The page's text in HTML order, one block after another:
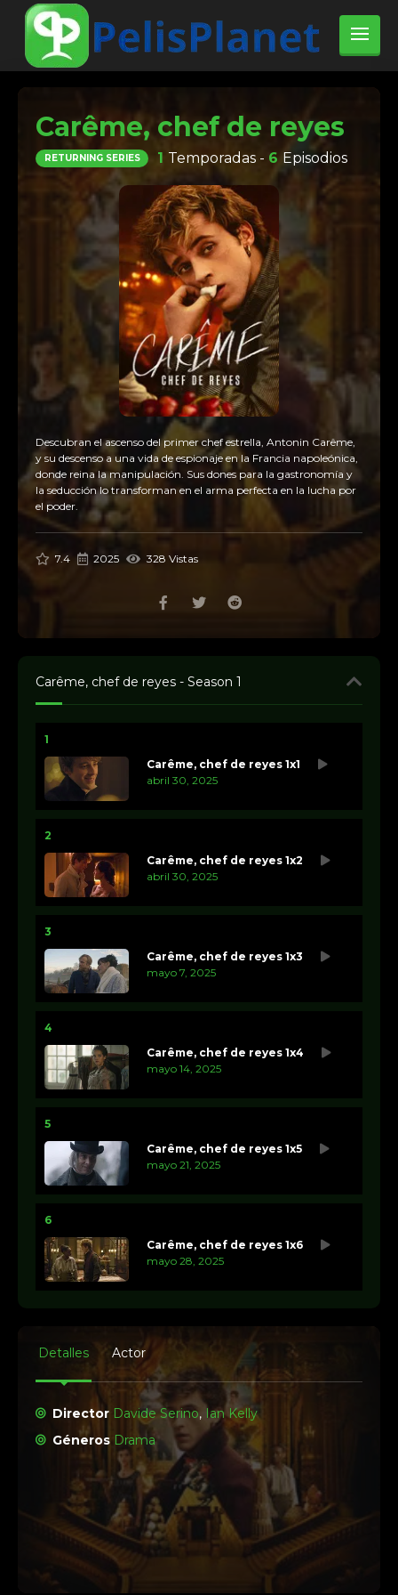
Carême, chef de reyes
RETURNING SERIES 1 Temporadas - 6 Episodios
Descubran el ascenso del primer chef estrella, Antonin Carême,
y su descenso a una vida de espionaje en la Francia napoleónica,
donde reina la manipulación. Sus dones para la gastronomía y
la seducción lo transforman en el arma perfecta en la lucha por
el poder.
7.4 2025 328 Vistas
Carême, chef de reyes - Season 1
1
Carême, chef de reyes 1x1
abril 30, 2025
2
Carême, chef de reyes 1x2
abril 30, 2025
3
Carême, chef de reyes 1x3
mayo 7, 2025
4
Carême, chef de reyes 1x4
mayo 14, 2025
5
Carême, chef de reyes 1x5
mayo 21, 2025
6
Carême, chef de reyes 1x6
mayo 28, 2025
Detalles Actor
Director Davide Serino, Ian Kelly
Géneros Drama